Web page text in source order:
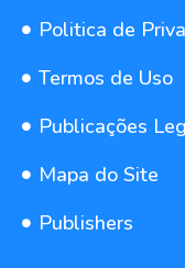
Politica de
Termos de Uso
Publicações
Mapa do Site
Publishers